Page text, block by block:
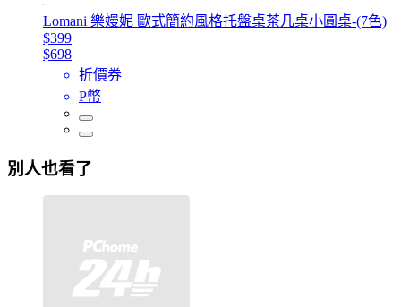
Lomani 樂嫚妮 歐式簡約風格托盤桌茶几桌小圓桌-(7色)
$399
$698
折價券
P幣
別人也看了